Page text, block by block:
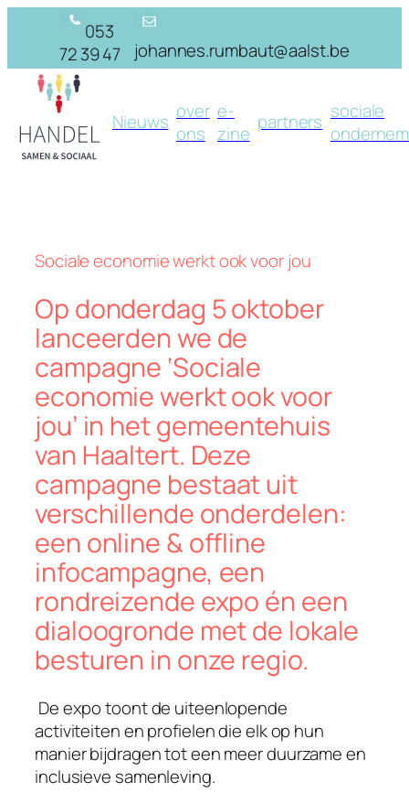
content
053
72 39 47
johannes.rumbaut@aalst.be
Nieuws over
ons
e-
zine partners sociale
Sociale economie werkt ook voor jou
Op donderdag 5 oktober
lanceerden we de
campagne ‘Sociale
economie werkt ook voor
jou’ in het gemeentehuis
van Haaltert. Deze
campagne bestaat uit
verschillende onderdelen:
een online & offline
infocampagne, een
rondreizende expo én een
dialoogronde met de lokale
besturen in onze regio.
De expo toont de uiteenlopende
activiteiten en profielen die elk op hun
manier bijdragen tot een meer duurzame en
inclusieve samenleving.